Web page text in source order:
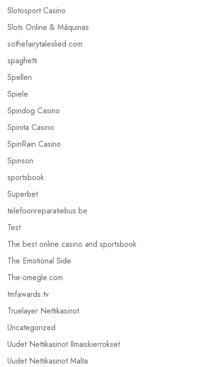
Slotosport Casino
Slots Online & Máquinas
sothefairytaleslied.com
spaghetti
Spellen
Spiele
Spindog Casino
Spinita Casino
SpinRain Casino
Spinson
sportsbook
Superbet
telefoonreparatiebus.be
Test
The best online casino and sportsbook
The Emotional Side
The-omegle.com
tmfawards.tv
Truelayer Nettikasinot
Uncategorized
Uudet Nettikasinot Ilmaiskierrokset
Uudet Nettikasinot Malta